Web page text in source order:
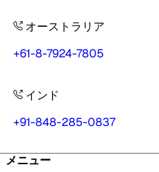
オーストラリア
+61-8-7924-7805
インド
+91-848-285-0837
メニュー